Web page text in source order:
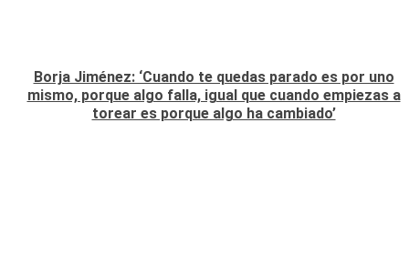
Borja Jiménez: ‘Cuando te quedas parado es por uno
mismo, porque algo falla, igual que cuando empiezas a
torear es porque algo ha cambiado’